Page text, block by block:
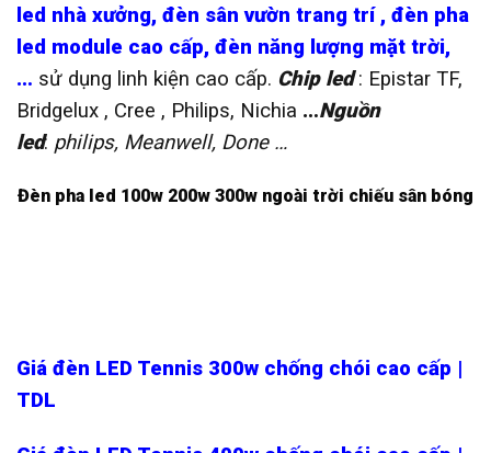
led nhà xưởng, đèn sân vườn trang trí, đèn pha
led module cao cấp, đèn năng lượng mặt trời,
… sử dụng linh kiện cao cấp. Chip led: Epistar TF,
Bridgelux , Cree , Philips, Nichia …Nguồn
led: philips, Meanwell, Done …
Đèn pha led 100w 200w 300w ngoài trời chiếu sân bóng
Giá đèn LED Tennis 300w chống chói cao cấp |
TDL